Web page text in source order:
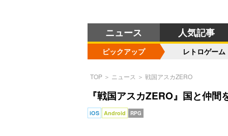
ニュース 人気記事
ピックアップ レトロゲーム
TOP ＞ ニュース ＞ 戦国アスカZERO
『戦国アスカZERO』国と仲
iOS Android RPG